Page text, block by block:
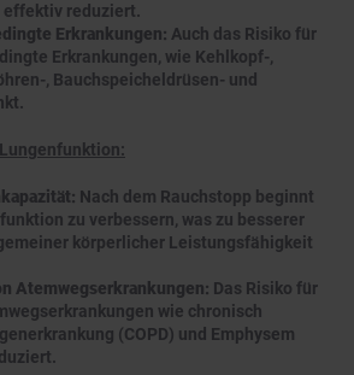
effektiv reduziert.
Erkrankungen: Auch das Risiko für
Erkrankungen, wie Kehlkopf-,
, Bauchspeicheldrüsen- und
Nach dem Rauchstopp beginnt
zu verbessern, was zu besserer
körperlicher Leistungsfähigkeit
Atemwegserkrankungen: Das Risiko für
wie chronisch
(COPD) und Emphysem